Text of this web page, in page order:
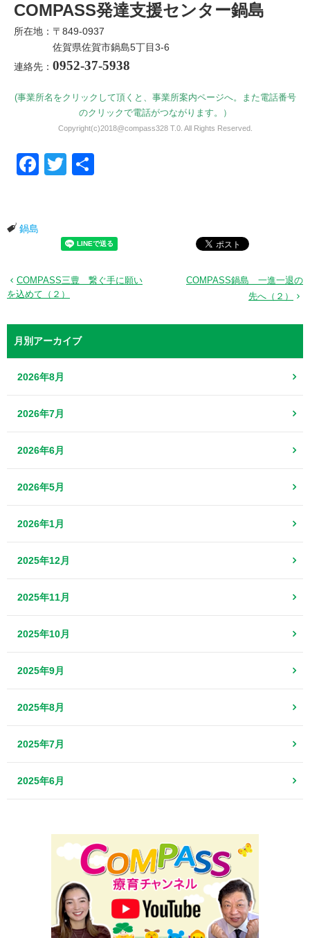
COMPASS発達支援センター鍋島
所在地：〒849-0937
佐賀県佐賀市鍋島5丁目3-6
連絡先： 0952-37-5938
(事業所名をクリックして頂くと、事業所案内ページへ。また電話番号
のクリックで電話がつながります。）
Copyright(c)2018@compass328 T.0. All Rights Reserved.
FacebookTwitter
鍋島
COMPASS三豊 繋ぐ手に願い
を込めて（２）
COMPASS鍋島 一進一退の
先へ（２）
月別アーカイブ
2026年8月
2026年7月
2026年6月
2026年5月
2026年1月
2025年12月
2025年11月
2025年10月
2025年9月
2025年8月
2025年7月
2025年6月